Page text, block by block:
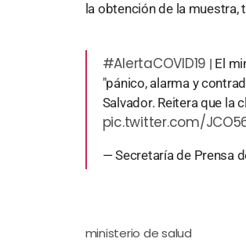
la obtención de la
#AlertaCOVID19 | El
"pánico, alarma y
Salvador. Reitera que la
pic.twitter.com/
— Secretaría de Prensa
ministerio de salud